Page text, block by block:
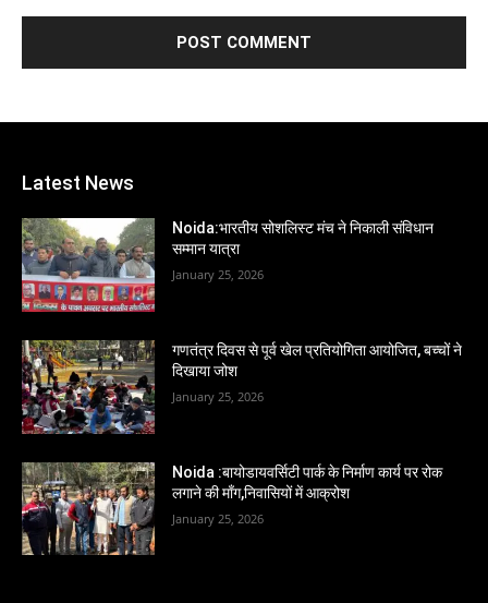
Latest News
Noida:भारतीय सोशलिस्ट मंच ने निकाली संविधान
सम्मान यात्रा
January 25, 2026
गणतंत्र दिवस से पूर्व खेल प्रतियोगिता आयोजित, बच्चों ने
दिखाया जोश
January 25, 2026
Noida :बायोडायवर्सिटी पार्क के निर्माण कार्य पर रोक
लगाने की माँग,निवासियों में आक्रोश
January 25, 2026